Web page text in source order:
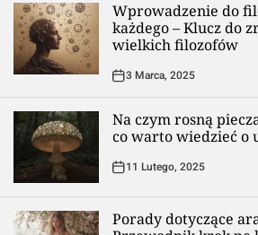
Wprowadzenie do
każdego – Klucz do
wielkich filozofów
3 Marca, 2025
Na czym rosną
co warto wiedzieć o
11 Lutego, 2025
Porady dotyczące